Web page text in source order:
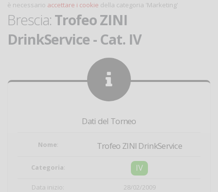
è necessario accettare i cookie della categoria 'Marketing'
Brescia: Trofeo ZINI
DrinkService - Cat. IV
Dati del Torneo
Nome: Trofeo ZINI DrinkService
Categoria: IV
Data inizio:
28/02/2009